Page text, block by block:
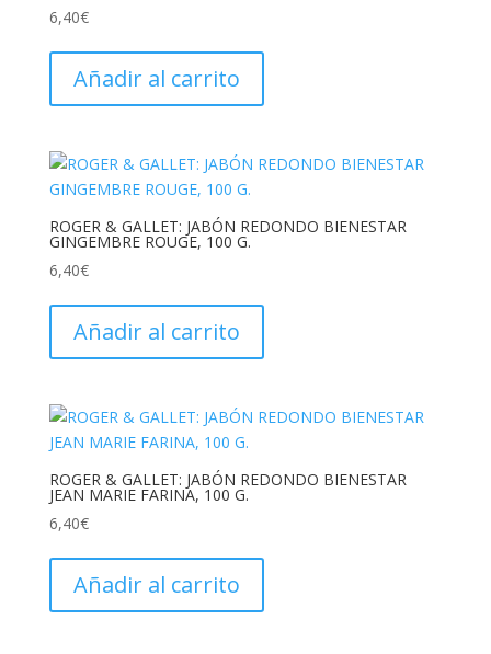
6,40€
Añadir al carrito
ROGER & GALLET: JABÓN REDONDO BIENESTAR
GINGEMBRE ROUGE, 100 G.
6,40€
Añadir al carrito
ROGER & GALLET: JABÓN REDONDO BIENESTAR
JEAN MARIE FARINA, 100 G.
6,40€
Añadir al carrito